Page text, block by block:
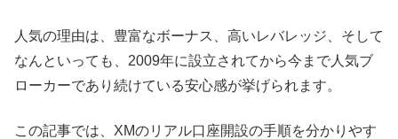
人気の理由は、豊富なボーナス、高いレバレッジ、そして
なんといっても、2009年に設立されてから今まで人気ブ
ローカーであり続けている安心感が挙げられます。
この記事では、XMのリアル口座開設の手順を分かりやす